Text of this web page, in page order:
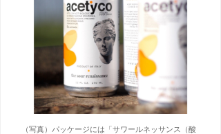
（写真）パッケージには「サワールネッサンス（酸